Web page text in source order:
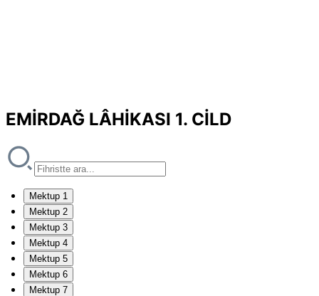
EMİRDAĞ LÂHİKASI 1. CİLD
Mektup 1
Mektup 2
Mektup 3
Mektup 4
Mektup 5
Mektup 6
Mektup 7